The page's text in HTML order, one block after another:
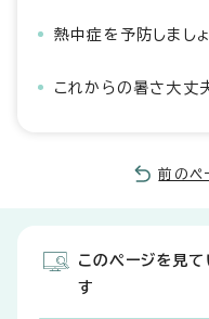
熱中症を予防しましょ
これからの暑さ大丈
前のペ
このページを見
す